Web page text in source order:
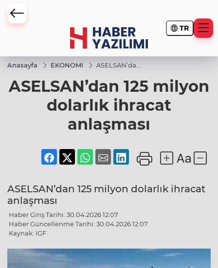
TR
Anasayfa EKONOMİ
ASELSAN’dan
dolarlık
ihracat
ASELSAN’dan 125 milyon
dolarlık ihracat
anlaşması
ASELSAN’dan 125 milyon dolarlık ihracat
anlaşması
Haber Giriş Tarihi: 30.04.2026 12:07
Haber Güncellenme Tarihi: 30.04.2026 12:07
Kaynak: IGF